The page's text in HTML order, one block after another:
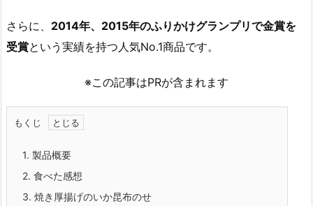
さらに、 2014年、2015年のふりかけグランプリで金賞を
受賞という実績を持つ人気No.1商品です。
※この記事はPRが含まれます
もくじ
1. 製品概要
2. 食べた感想
3. 焼き厚揚げのいか昆布のせ